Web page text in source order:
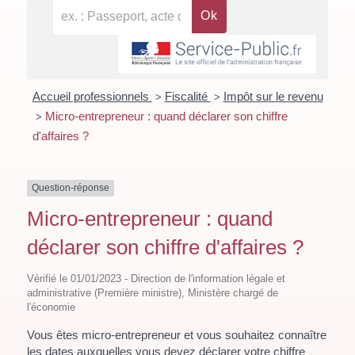
Accueil professionnels > Fiscalité > Impôt sur le revenu
> Micro-entrepreneur : quand déclarer son chiffre
d'affaires ?
Question-réponse
Micro-entrepreneur : quand
déclarer son chiffre d'affaires ?
Vérifié le 01/01/2023 - Direction de l'information légale et
administrative (Première ministre), Ministère chargé de
l'économie
Vous êtes micro-entrepreneur et vous souhaitez connaître
les dates auxquelles vous devez déclarer votre chiffre